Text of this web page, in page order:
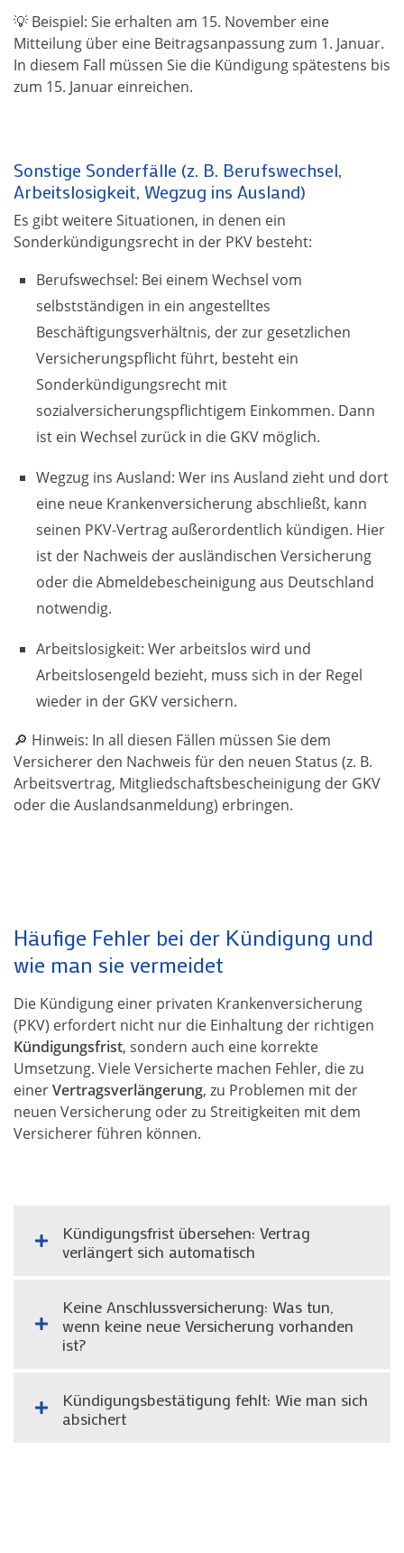
💡 Beispiel: Sie erhalten am 15. November eine
Mitteilung über eine Beitragsanpassung zum 1. Januar.
In diesem Fall müssen Sie die Kündigung spätestens bis
zum 15. Januar einreichen.
Sonstige Sonderfälle (z. B. Berufswechsel,
Arbeitslosigkeit, Wegzug ins Ausland)
Es gibt weitere Situationen, in denen ein
Sonderkündigungsrecht in der PKV besteht:
Berufswechsel: Bei einem Wechsel vom
selbstständigen in ein angestelltes
Beschäftigungsverhältnis, der zur gesetzlichen
Versicherungspflicht führt, besteht ein
Sonderkündigungsrecht mit
sozialversicherungspflichtigem Einkommen. Dann
ist ein Wechsel zurück in die GKV möglich.
Wegzug ins Ausland: Wer ins Ausland zieht und dort
eine neue Krankenversicherung abschließt, kann
seinen PKV-Vertrag außerordentlich kündigen. Hier
ist der Nachweis der ausländischen Versicherung
oder die Abmeldebescheinigung aus Deutschland
notwendig.
Arbeitslosigkeit: Wer arbeitslos wird und
Arbeitslosengeld bezieht, muss sich in der Regel
wieder in der GKV versichern.
🔎 Hinweis: In all diesen Fällen müssen Sie dem
Versicherer den Nachweis für den neuen Status (z. B.
Arbeitsvertrag, Mitgliedschaftsbescheinigung der GKV
oder die Auslandsanmeldung) erbringen.
Häufige Fehler bei der Kündigung und
wie man sie vermeidet
Die Kündigung einer privaten Krankenversicherung
(PKV) erfordert nicht nur die Einhaltung der richtigen
Kündigungsfrist, sondern auch eine korrekte
Umsetzung. Viele Versicherte machen Fehler, die zu
einerVertragsverlängerung, zu Problemen mit der
neuen Versicherung oder zu Streitigkeiten mit dem
Versicherer führen können.
Kündigungsfrist übersehen: Vertrag
verlängert sich automatisch
Keine Anschlussversicherung: Was tun,
wenn keine neue Versicherung vorhanden
ist?
Kündigungsbestätigung fehlt: Wie man sich
absichert